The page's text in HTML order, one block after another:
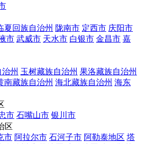
夏回族自治州 陇南市 定西市 庆阳市
市 武威市 天水市 白银市 金昌市 嘉
州 玉树藏族自治州 果洛藏族自治州
南藏族自治州 海北藏族自治州 海东
市 石嘴山市 银川市
区
市 阿拉尔市 石河子市 阿勒泰地区 塔